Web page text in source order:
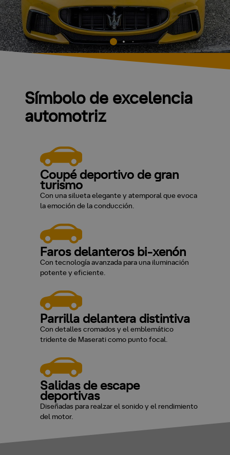
Símbolo de excelencia
automotriz
Coupé deportivo de gran
turismo
Con una silueta elegante y atemporal que evoca
la emoción de la conducción.
Faros delanteros bi-xenón
Con tecnología avanzada para una iluminación
potente y eficiente.
Parrilla delantera distintiva
Con detalles cromados y el emblemático
tridente de Maserati como punto focal.
Salidas de escape
deportivas
Diseñadas para realzar el sonido y el rendimiento
del motor.